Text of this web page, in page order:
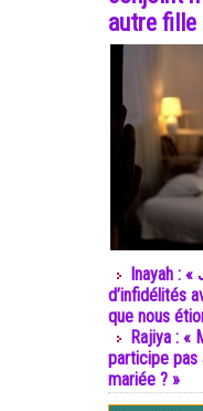
autre fille
Inayah :
d’infidélités
que nous
Rajiya : «
participe pas
mariée ? »